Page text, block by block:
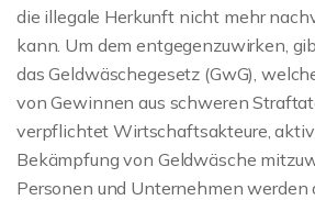
die illegale Herkunft nicht mehr
kann. Um dem entgegenzuwirken,
das Geldwäschegesetz (GwG),
von Gewinnen aus schweren
verpflichtet Wirtschaftsakteure,
Bekämpfung von Geldwäsche
Personen und Unternehmen werden